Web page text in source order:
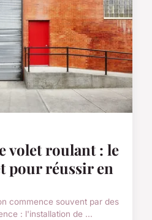
volet roulant : le
pour réussir en
commence souvent par des
: l'installation de ...